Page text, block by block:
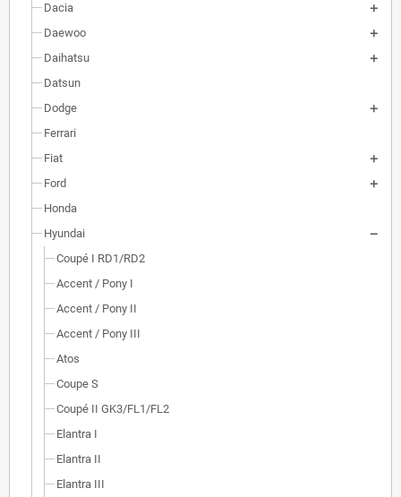
Dacia
Daewoo
Daihatsu
Datsun
Dodge
Ferrari
Fiat
Ford
Honda
Hyundai
Coupé I RD1/RD2
Accent / Pony I
Accent / Pony II
Accent / Pony III
Atos
Coupe S
Coupé II GK3/FL1/FL2
Elantra I
Elantra II
Elantra III